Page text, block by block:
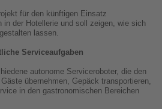
für den künftigen Einsatz
in der Hotellerie und soll zeigen, wie sich
lassen.
Serviceaufgaben
autonome Serviceroboter, die den
übernehmen, Gepäck transportieren,
in den gastronomischen Bereichen